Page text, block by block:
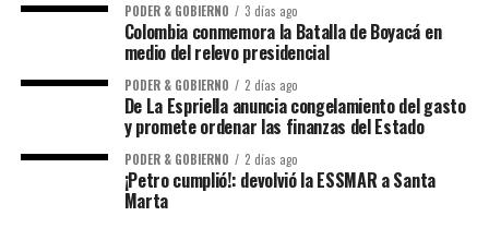
PODER & GOBIERNO 3 días ago
Colombia conmemora la Batalla de Boyacá en
medio del relevo presidencial
PODER & GOBIERNO 2 días ago
De La Espriella anuncia congelamiento del gasto
y promete ordenar las finanzas del Estado
PODER & GOBIERNO 2 días ago
¡Petro cumplió!: devolvió la ESSMAR a Santa
Marta